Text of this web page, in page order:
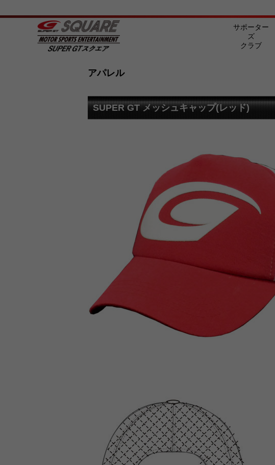
サポーター
ズ
クラブ
アパレル
SUPER GT メッシュキャップ(レッド)